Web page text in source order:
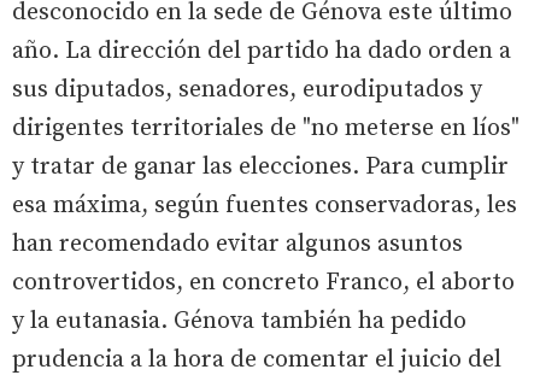
desconocido en la sede de Génova este último
año. La dirección del partido ha dado orden a
sus diputados, senadores, eurodiputados y
dirigentes territoriales de "no meterse en líos"
y tratar de ganar las elecciones. Para cumplir
esa máxima, según fuentes conservadoras, les
han recomendado evitar algunos asuntos
controvertidos, en concreto Franco, el aborto
y la eutanasia. Génova también ha pedido
prudencia a la hora de comentar el juicio del